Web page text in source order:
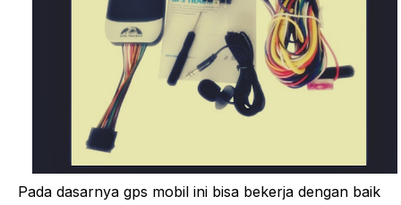
Pada dasarnya gps mobil ini bisa bekerja dengan baik